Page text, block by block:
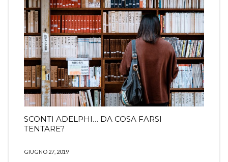
SCONTI ADELPHI… DA COSA FARSI
TENTARE?
GIUGNO 27, 2019